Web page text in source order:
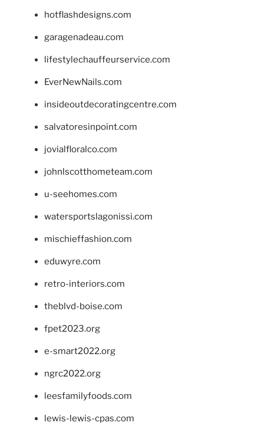
hotflashdesigns.com
garagenadeau.com
lifestylechauffeurservice.com
EverNewNails.com
insideoutdecoratingcentre.com
salvatoresinpoint.com
jovialfloralco.com
johnlscotthometeam.com
u-seehomes.com
watersportslagonissi.com
mischieffashion.com
eduwyre.com
retro-interiors.com
theblvd-boise.com
fpet2023.org
e-smart2022.org
ngrc2022.org
leesfamilyfoods.com
lewis-lewis-cpas.com